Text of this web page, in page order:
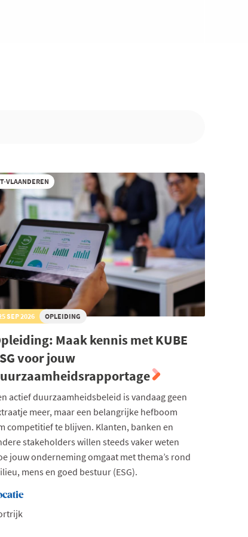
VLAANDEREN
SEP 2026 OPLEIDING
Maak kennis met KUBE
voor jouw
actief duurzaamheidsbeleid is vandaag geen
meer, maar een belangrijke hefboom
competitief te blijven. Klanten, banken en
stakeholders willen steeds vaker weten
jouw onderneming omgaat met thema’s rond
mens en goed bestuur (ESG).